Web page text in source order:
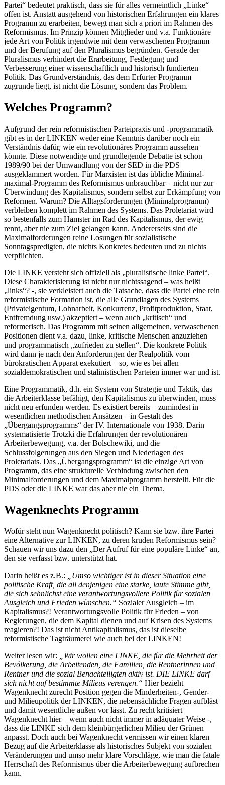
Partei“ bedeutet praktisch, dass sie für alles vermeintlich „Linke“
offen ist. Anstatt ausgehend von historischen Erfahrungen ein klares
Programm zu erarbeiten, bewegt man sich a priori im Rahmen des
Reformismus. Im Prinzip können Mitglieder und v.a. Funktionäre
jede Art von Politik irgendwie mit dem verwaschenen Programm
und der Berufung auf den Pluralismus begründen. Gerade der
Pluralismus verhindert die Erarbeitung, Festlegung und
Verbesserung einer wissenschaftlich und historisch fundierten
Politik. Das Grundverständnis, das dem Erfurter Programm
zugrunde liegt, ist nicht die Lösung, sondern das Problem.
Welches Programm?
Aufgrund der rein reformistischen Parteipraxis und -programmatik
gibt es in der LINKEN weder eine Kenntnis darüber noch ein
Verständnis dafür, wie ein revolutionäres Programm aussehen
könnte. Diese notwendige und grundlegende Debatte ist schon
1989/90 bei der Umwandlung von der SED in die PDS
ausgeklammert worden. Für Marxisten ist das übliche Minimal-
maximal-Programm des Reformismus unbrauchbar – nicht nur zur
Überwindung des Kapitalismus, sondern selbst zur Erkämpfung von
Reformen. Warum? Die Alltagsforderungen (Minimalprogramm)
verbleiben komplett im Rahmen des Systems. Das Proletariat wird
so bestenfalls zum Hamster im Rad des Kapitalismus, der ewig
rennt, aber nie zum Ziel gelangen kann. Andererseits sind die
Maximalforderungen reine Losungen für sozialistische
Sonntagspredigten, die nichts Konkretes bedeuten und zu nichts
verpflichten.
Die LINKE versteht sich offiziell als „pluralistische linke Partei“.
Diese Charakterisierung ist nicht nur nichtssagend – was heißt
„links“? -, sie verkleistert auch die Tatsache, dass die Partei eine rein
reformistische Formation ist, die alle Grundlagen des Systems
(Privateigentum, Lohnarbeit, Konkurrenz, Profitproduktion, Staat,
Entfremdung usw.) akzeptiert – wenn auch „kritisch“ und
reformerisch. Das Programm mit seinen allgemeinen, verwaschenen
Positionen dient v.a. dazu, linke, kritische Menschen anzuziehen
und programmatisch „zufrieden zu stellen“. Die konkrete Politik
wird dann je nach den Anforderungen der Realpolitik vom
bürokratischen Apparat exekutiert – so, wie es bei allen
sozialdemokratischen und stalinistischen Parteien immer war und ist.
Eine Programmatik, d.h. ein System von Strategie und Taktik, das
die Arbeiterklasse befähigt, den Kapitalismus zu überwinden, muss
nicht neu erfunden werden. Es existiert bereits – zumindest in
wesentlichen methodischen Ansätzen – in Gestalt des
„Übergangsprogramms“ der IV. Internationale von 1938. Darin
systematisierte Trotzki die Erfahrungen der revolutionären
Arbeiterbewegung, v.a. der Bolschewiki, und die
Schlussfolgerungen aus den Siegen und Niederlagen des
Proletariats. Das „Übergangsprogramm“ ist die einzige Art von
Programm, das eine strukturelle Verbindung zwischen den
Minimalforderungen und dem Maximalprogramm herstellt. Für die
PDS oder die LINKE war das aber nie ein Thema.
Wagenknechts Programm
Wofür steht nun Wagenknecht politisch? Kann sie bzw. ihre Partei
eine Alternative zur LINKEN, zu deren kruden Reformismus sein?
Schauen wir uns dazu den „Der Aufruf für eine populäre Linke“ an,
den sie verfasst bzw. unterstützt hat.
Darin heißt es z.B.:
„Umso wichtiger ist in dieser Situation eine
politische Kraft, die all denjenigen eine starke, laute Stimme gibt,
die sich sehnlichst eine verantwortungsvollere Politik für sozialen
Ausgleich und Frieden wünschen.“ Sozialer Ausgleich – im
Kapitalismus?! Verantwortungsvolle Politik für Frieden – von
Regierungen, die dem Kapital dienen und auf Krisen des Systems
reagieren?! Das ist nicht Antikapitalismus, das ist dieselbe
reformistische Tagträumerei wie auch bei der LINKEN!
Weiter lesen wir:
„Wir wollen eine LINKE, die für die Mehrheit der
Bevölkerung, die Arbeitenden, die Familien, die Rentnerinnen und
Rentner und die sozial Benachteiligten aktiv ist. DIE LINKE darf
sich nicht auf bestimmte Milieus verengen.“ Hier bezieht
Wagenknecht zurecht Position gegen die Minderheiten-, Gender-
und Milieupolitik der LINKEN, die nebensächliche Fragen aufbläst
und damit wesentliche außen vor lässt. Zu recht kritisiert
Wagenknecht hier – wenn auch nicht immer in adäquater Weise -,
dass die LINKE sich dem kleinbürgerlichen Milieu der Grünen
anpasst. Doch auch bei Wagenknecht vermissen wir einen klaren
Bezug auf die Arbeiterklasse als historisches Subjekt von sozialen
Veränderungen und umso mehr klare Vorschläge, wie man die fatale
Herrschaft des Reformismus über die Arbeiterbewegung aufbrechen
kann.